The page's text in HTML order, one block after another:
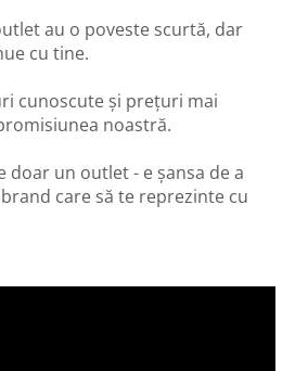
au o poveste scurtă, dar
cu tine.
cunoscute și prețuri mai
noastră.
doar un outlet - e șansa de a
care să te reprezinte cu